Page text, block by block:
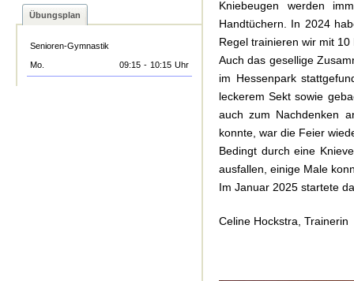
Übungsplan
Senioren-Gymnastik
Mo.
09:15 - 10:15 Uhr
Kniebeugen werden
Handtüchern. In 2024
Regel trainieren wir mit
Auch das gesellige
im Hessenpark
leckerem Sekt sowie
auch zum Nachdenken
konnte, war die Feier
Bedingt durch eine
ausfallen, einige Male
Im Januar 2025 startete
Celine Hockstra, Trainerin